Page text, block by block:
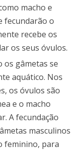
macho e
fecundarão o
recebe os
os seus óvulos.
os gâmetas se
aquático. Nos
os óvulos são
e o macho
A fecundação
masculinos
feminino, para